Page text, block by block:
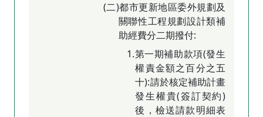
(二)都市更新地區委外規劃及
關聯性工程規劃設計類補
助經費分二期撥付:
1.第一期補助款項(發生
權責金額之百分之五
十):請於核定補助計畫
發生權貴(簽訂契約)
後，檢送請款明細表